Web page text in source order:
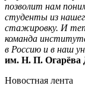
позволит нам
студенты из
стажировку. И
команда
в Россию и в наш
им. Н. П. Огарёва
Новостная лента